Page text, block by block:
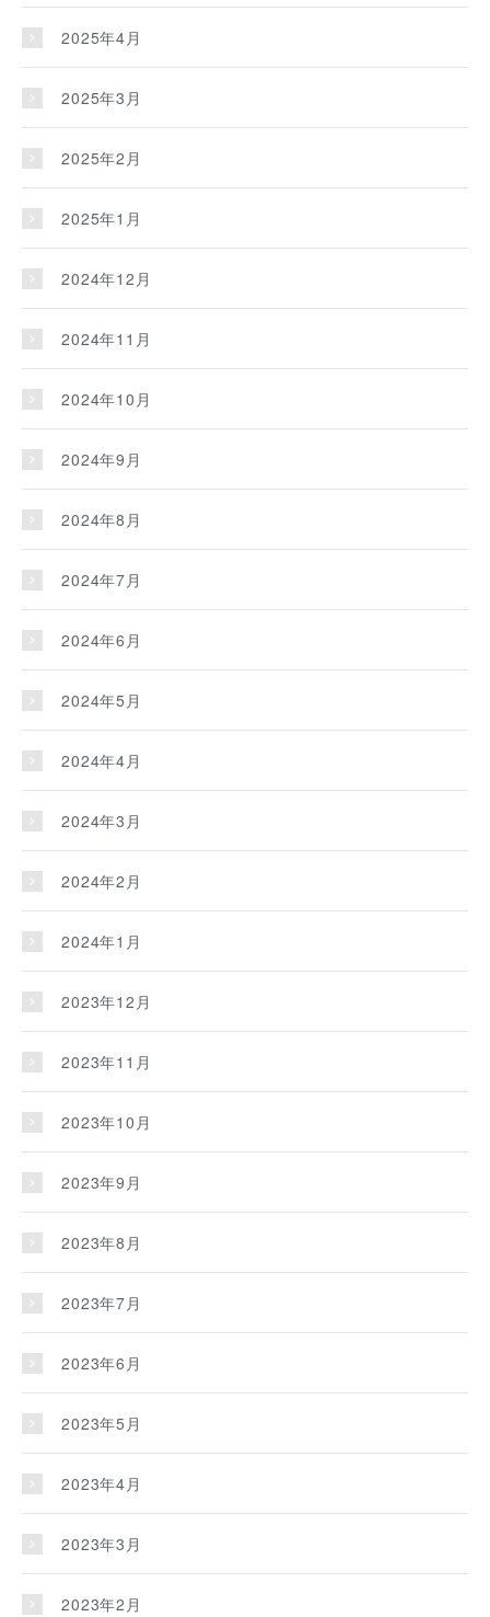
2025年4月
2025年3月
2025年2月
2025年1月
2024年12月
2024年11月
2024年10月
2024年9月
2024年8月
2024年7月
2024年6月
2024年5月
2024年4月
2024年3月
2024年2月
2024年1月
2023年12月
2023年11月
2023年10月
2023年9月
2023年8月
2023年7月
2023年6月
2023年5月
2023年4月
2023年3月
2023年2月